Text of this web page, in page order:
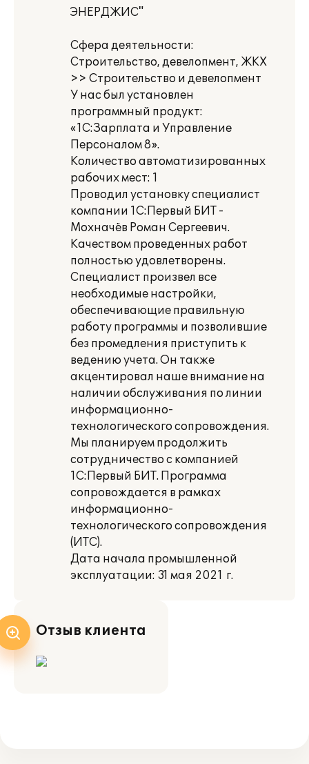
ЭНЕРДЖИС"
Сфера деятельности:
Строительство, девелопмент, ЖКХ
>> Строительство и девелопмент
У нас был установлен
программный продукт:
«1С:Зарплата и Управление
Персоналом 8».
Количество автоматизированных
рабочих мест: 1
Проводил установку специалист
компании 1С:Первый БИТ -
Мохначёв Роман Сергеевич.
Качеством проведенных работ
полностью удовлетворены.
Специалист произвел все
необходимые настройки,
обеспечивающие правильную
работу программы и позволившие
без промедления приступить к
ведению учета. Он также
акцентировал наше внимание на
наличии обслуживания по линии
информационно-
технологического сопровождения.
Мы планируем продолжить
сотрудничество с компанией
1С:Первый БИТ. Программа
сопровождается в рамках
информационно-
технологического сопровождения
(ИТС).
Дата начала промышленной
эксплуатации: 31 мая 2021 г.
Отзыв клиента